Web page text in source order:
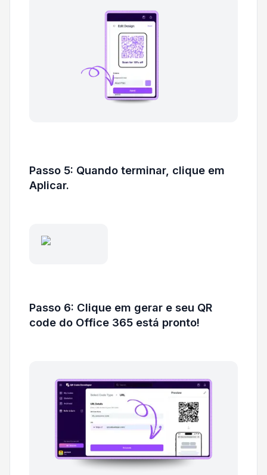
Passo 5: Quando terminar, clique em
Aplicar.
Passo 6: Clique em gerar e seu QR
code do Office 365 está pronto!